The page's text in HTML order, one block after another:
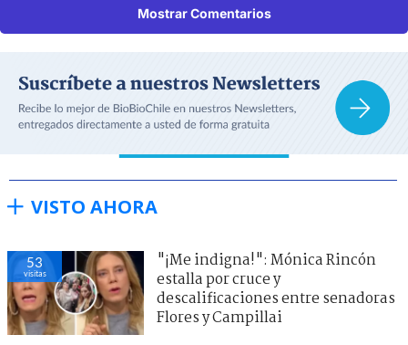
Mostrar Comentarios
VISTO AHORA
53
visitas
"¡Me indigna!": Mónica Rincón
estalla por cruce y
descalificaciones entre senadoras
Flores y Campillai